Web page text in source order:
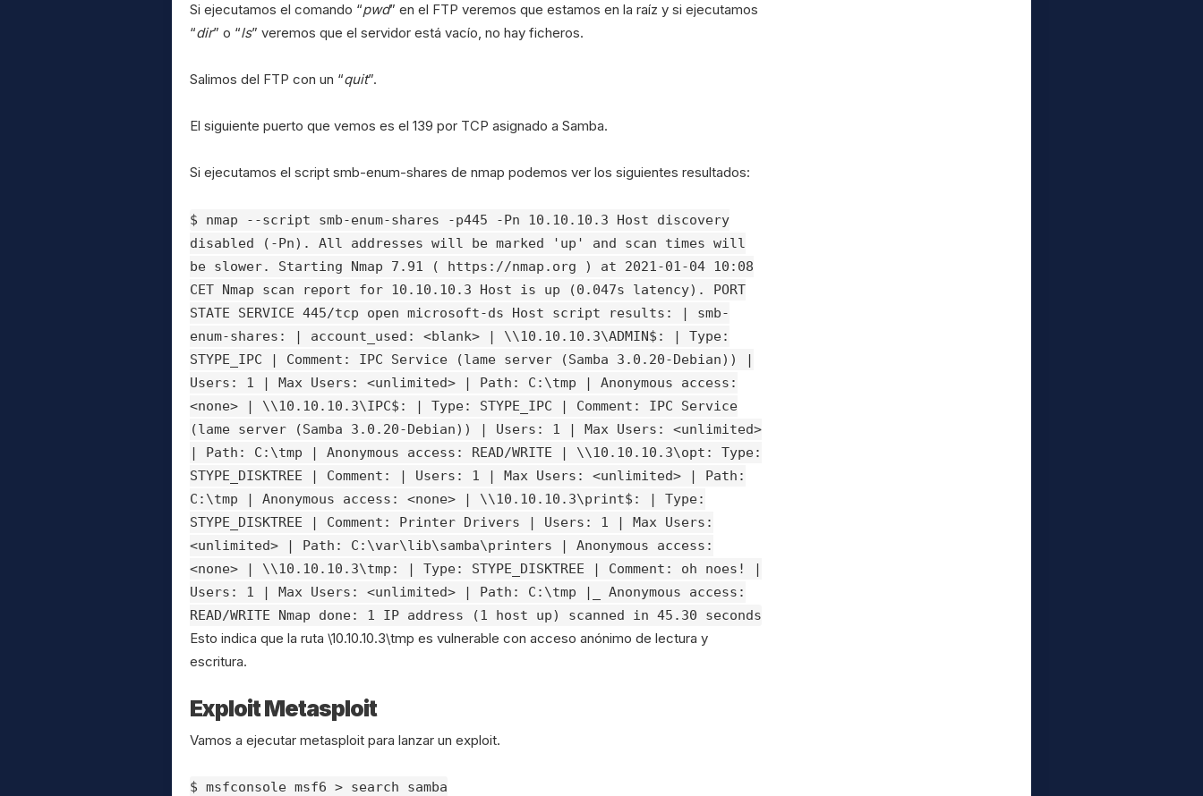
Si ejecutamos el comando “pwd” en el FTP veremos que estamos en la raíz y si ejecutamos
“dir” o “ls” veremos que el servidor está vacío, no hay ficheros.
Salimos del FTP con un “quit”.
El siguiente puerto que vemos es el 139 por TCP asignado a Samba.
Si ejecutamos el script smb-enum-shares de nmap podemos ver los siguientes resultados:
$ nmap --script smb-enum-shares -p445 -Pn 10.10.10.3 Host discovery
disabled (-Pn). All addresses will be marked 'up' and scan times will
be slower. Starting Nmap 7.91 ( https://nmap.org ) at 2021-01-04 10:08
CET Nmap scan report for 10.10.10.3 Host is up (0.047s latency). PORT
STATE SERVICE 445/tcp open microsoft-ds Host script results: | smb-
enum-shares: | account_used: <blank> | \\10.10.10.3\ADMIN$: | Type:
STYPE_IPC | Comment: IPC Service (lame server (Samba 3.0.20-Debian)) |
Users: 1 | Max Users: <unlimited> | Path: C:\tmp | Anonymous access:
<none> | \\10.10.10.3\IPC$: | Type: STYPE_IPC | Comment: IPC Service
(lame server (Samba 3.0.20-Debian)) | Users: 1 | Max Users: <unlimited>
| Path: C:\tmp | Anonymous access: READ/WRITE | \\10.10.10.3\opt: Type:
STYPE_DISKTREE | Comment: | Users: 1 | Max Users: <unlimited> | Path:
C:\tmp | Anonymous access: <none> | \\10.10.10.3\print$: | Type:
STYPE_DISKTREE | Comment: Printer Drivers | Users: 1 | Max Users:
<unlimited> | Path: C:\var\lib\samba\printers | Anonymous access:
<none> | \\10.10.10.3\tmp: | Type: STYPE_DISKTREE | Comment: oh noes! |
Users: 1 | Max Users: <unlimited> | Path: C:\tmp |_ Anonymous access:
READ/WRITE Nmap done: 1 IP address (1 host up) scanned in 45.30 seconds
Esto indica que la ruta \10.10.10.3\tmp es vulnerable con acceso anónimo de lectura y
escritura.
Exploit Metasploit
Vamos a ejecutar metasploit para lanzar un exploit.
$ msfconsole msf6 > search samba